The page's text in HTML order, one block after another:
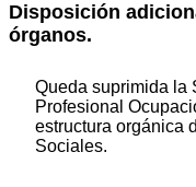
Disposición
órganos.
Queda suprimida la
Profesional
estructura orgánica
Sociales.